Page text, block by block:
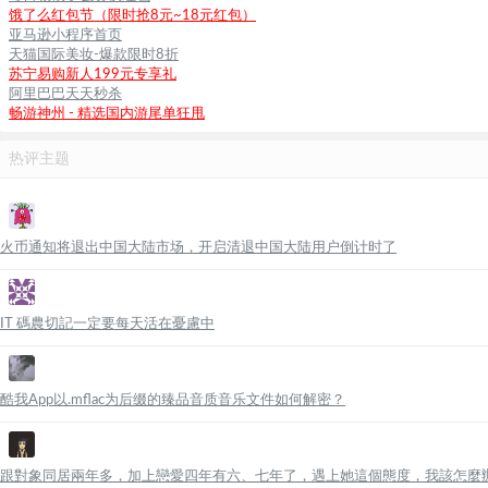
饿了么红包节（限时抢8元~18元红包）
亚马逊小程序首页
天猫国际美妆-爆款限时8折
苏宁易购新人199元专享礼
阿里巴巴天天秒杀
畅游神州 - 精选国内游尾单狂甩
热评主题
火币通知将退出中国大陆市场，开启清退中国大陆用户倒计时了
IT 碼農切記一定要每天活在憂慮中
酷我App以.mflac为后缀的臻品音质音乐文件如何解密？
跟對象同居兩年多，加上戀愛四年有六、七年了，遇上她這個態度，我該怎麼